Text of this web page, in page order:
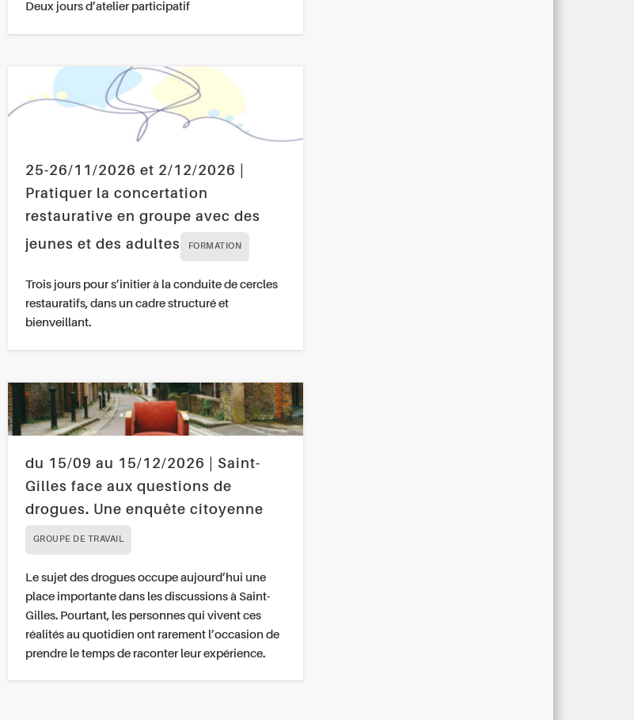
Deux jours d’atelier participatif
25-26/11/2026 et 2/12/2026 |
Pratiquer la concertation
restaurative en groupe avec des
jeunes et des adultes
FORMATION
Trois jours pour s’initier à la conduite de cercles
restauratifs, dans un cadre structuré et
bienveillant.
du 15/09 au 15/12/2026 | Saint-
Gilles face aux questions de
drogues. Une enquête citoyenne
GROUPE DE TRAVAIL
Le sujet des drogues occupe aujourd’hui une
place importante dans les discussions à Saint-
Gilles. Pourtant, les personnes qui vivent ces
réalités au quotidien ont rarement l’occasion de
prendre le temps de raconter leur expérience.